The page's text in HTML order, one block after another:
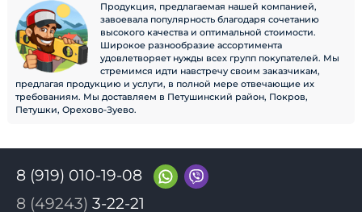
Продукция, предлагаемая нашей компанией,
завоевала популярность благодаря сочетанию
высокого качества и оптимальной стоимости.
Широкое разнообразие ассортимента
удовлетворяет нужды всех групп покупателей. Мы
стремимся идти навстречу своим заказчикам,
предлагая продукцию и услуги, в полной мере отвечающие их
требованиям. Мы доставляем в Петушинский район, Покров,
Петушки, Орехово-Зуево.
8 (919) 010-19-08
8 (49243) 3-22-21